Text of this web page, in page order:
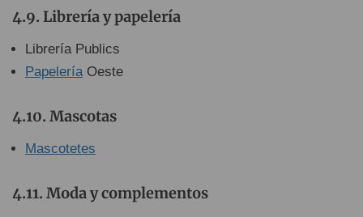
Librería y papelería
Librería Publics
PapeleríaOeste
Mascotas
Mascotetes
Moda y complementos